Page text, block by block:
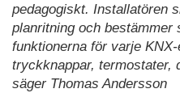
pedagogiskt. Installatören
planritning och bestämmer
funktionerna för varje
tryckknappar, termostater,
säger Thomas Andersson